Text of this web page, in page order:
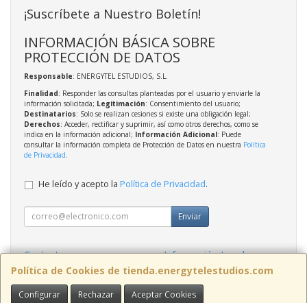
Política de Cookies de tienda.energytelestudios.com
Configurar Rechazar Aceptar Cookies
¡Suscríbete a Nuestro Boletín!
INFORMACIÓN BÁSICA SOBRE
PROTECCIÓN DE DATOS
Responsable: ENERGYTEL ESTUDIOS, S.L.
Finalidad: Responder las consultas planteadas por el usuario y enviarle la
información solicitada; Legitimación: Consentimiento del usuario;
Destinatarios: Solo se realizan cesiones si existe una obligación legal;
Derechos: Acceder, rectificar y suprimir, así como otros derechos, como se
indica en la información adicional; Información Adicional: Puede
consultar la información completa de Protección de Datos en nuestra Política
de Privacidad
He leído y acepto la Política de Privacidad.
Enviar
Contacto
Información Legal
Política Privacidad
Política de Cookies